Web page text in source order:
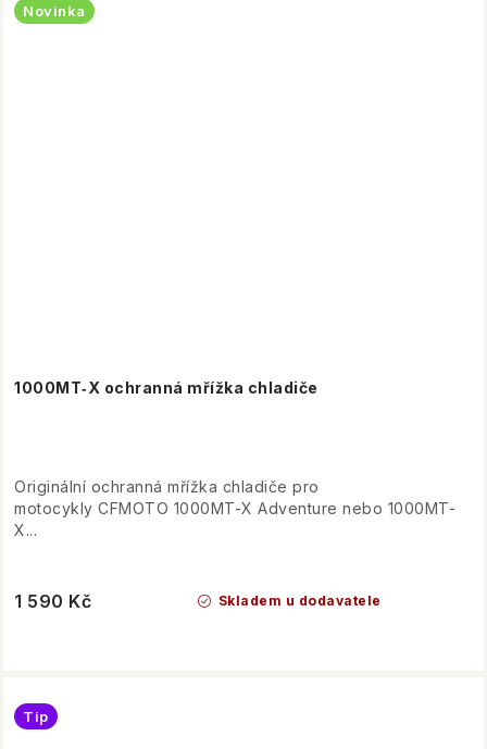
1000MT‑X ochranná mřížka chladiče
Novinka
Skladem u dodavatele
1 590 Kč
Originální ochranná mřížka chladiče pro
motocykly CFMOTO 1000MT-X Adventure nebo 1000MT-
X...
Tip